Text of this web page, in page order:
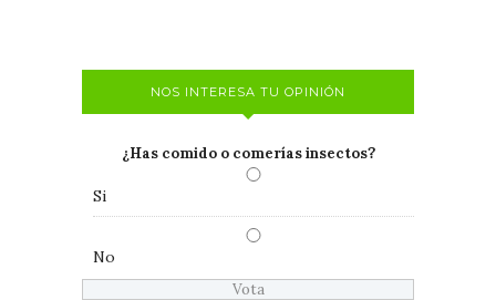
NOS INTERESA TU OPINIÓN
¿Has comido o comerías insectos?
Si
No